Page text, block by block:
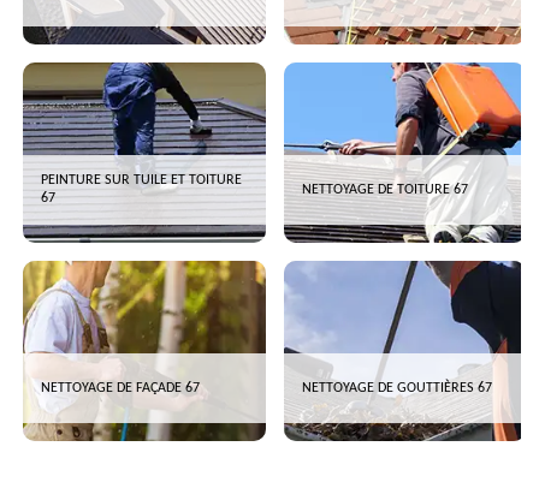
PEINTURE SUR TUILE ET TOITURE
67
NETTOYAGE DE TOITURE 67
NETTOYAGE DE FAÇADE 67 NETTOYAGE DE GOUTTIÈRES 67